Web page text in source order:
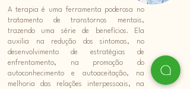
A terapia é uma ferramenta poderosa no
tratamento de transtornos mentais,
trazendo uma série de benefícios. Ela
auxilia na redução dos sintomas, no
desenvolvimento de estratégias de
enfrentamento, na promoção do
autoconhecimento e autoaceitação, na
melhoria das relações interpessoais, na